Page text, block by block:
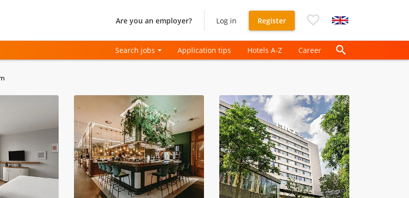
Are you an employer? Log in Register
Search jobs Application tips Hotels A-Z Career